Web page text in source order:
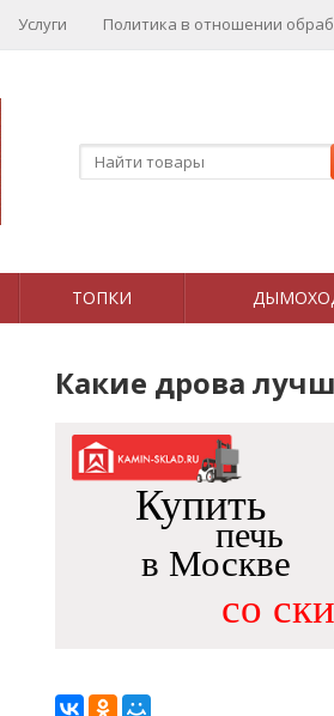
Услуги Политика в отношении
ТОПКИ
Какие дрова
Купить
печь
в Москве
со